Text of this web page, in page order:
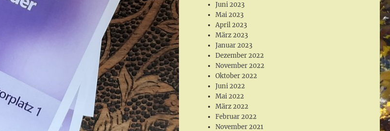
Juni 2023
Mai 2023
April 2023
März 2023
Januar 2023
Dezember 2022
November 2022
Oktober 2022
Juni 2022
Mai 2022
März 2022
Februar 2022
November 2021